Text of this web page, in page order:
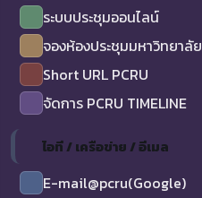
ระบบประชุมออนไลน์
จองห้องประชุมมหาวิทยาลัย
Short URL PCRU
จัดการ PCRU TIMELINE
ไอที / เครือข่าย / อีเมล
E-mail@pcru(Google)